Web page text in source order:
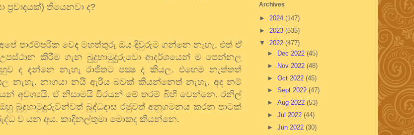
තියෙනවා ද?
පාරම්පරික වෙද මහත්තුරු ඔය දිවුරුම ගන්නෙ නැහැ. එත් ඒ
කිරීම ගැන බුුදුහාමුදුුරුවො ආදර්ශයෙන් ම පෙන්නල
ද දන්නෙ නැහැ රාජිතට පක්‍ෂ ද කියල. එහෙම නැත්තත්
නැහැ. නාගයා නයි ඇරිය බවක් කියන්නෙත් නැහැ. අද නම්
අවශ්‍යයි. ඒ නිසාමයි වීරයන් මේ තරම් බිහි වෙන්නෙ. රනිල්
බුදුහාමුදුරුවන්වත් බුද්ධදාස රජුවත් අනුගමනය කරන පාටක්
ව යන අය. කාදිනල්තුමා මොකද කියන්නෙ.
Archives
► 2024 (147)
► 2023 (535)
▼ 2022 (477)
►
Dec 2022 (45)
►
Nov 2022 (48)
► Oct 2022 (45)
► Sept 2022 (47)
► Aug 2022 (53)
► Jul 2022 (44)
► Jun 2022 (30)